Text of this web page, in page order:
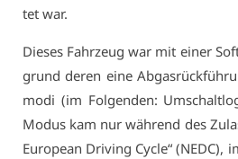
tet war.
Die­ses Fahr­zeug war mit ei­ner
grund de­ren ei­ne
mo­di (im Fol­gen­den:
Mo­dus kam nur wäh­rend des
Eu­ro­pean Dri­ving Cy­cle“ (NEDC),